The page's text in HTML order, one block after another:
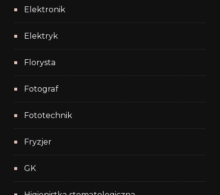
Elektronik
Elektryk
Florysta
Fotograf
Fototechnik
Fryzjer
GK